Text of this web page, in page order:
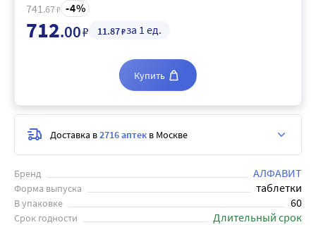
Бренд АЛФАВИТ
Форма выпуска таблетки
В упаковке 60
Срок годности Длительный срок
741 .67₽ 4
712.00₽ 11.87₽за 1 ед.
Купить
Доставка в2716 аптек в Москве